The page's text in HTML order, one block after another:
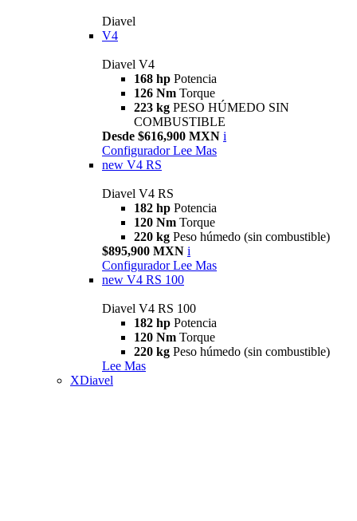
Diavel
V4
Diavel V4
168 hp Potencia
126 Nm Torque
223 kg PESO HÚMEDO SIN
COMBUSTIBLE
Desde $616,900 MXN i
Configurador Lee Mas
new V4 RS
Diavel V4 RS
182 hp Potencia
120 Nm Torque
220 kg Peso húmedo (sin combustible)
$895,900 MXN i
Configurador Lee Mas
new V4 RS 100
Diavel V4 RS 100
182 hp Potencia
120 Nm Torque
220 kg Peso húmedo (sin combustible)
Lee Mas
XDiavel